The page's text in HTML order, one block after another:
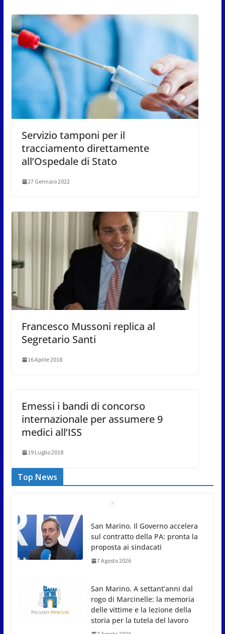
Servizio tamponi per il
tracciamento direttamente
all’Ospedale di Stato
27 Gennaio 2022
Francesco Mussoni replica al
Segretario Santi
16 Aprile 2018
Emessi i bandi di concorso
internazionale per assumere 9
medici all’ISS
19 Luglio 2018
Top News
San Marino. Il Governo accelera
sul contratto della PA: pronta la
proposta ai sindacati
7 Agosto 2026
San Marino. A settant’anni dal
rogo di Marcinelle: la memoria
delle vittime e la lezione della
storia per la tutela del lavoro